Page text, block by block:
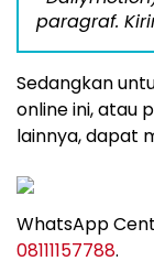
paragraf.
Sedangkan
online ini, atau
lainnya, dapat
WhatsApp
08111157788.